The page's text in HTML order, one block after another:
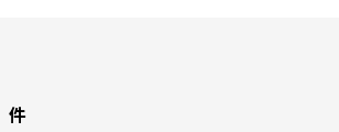
件